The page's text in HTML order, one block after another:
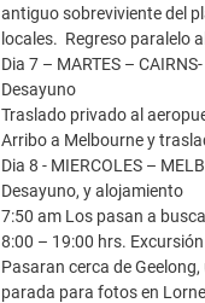
antiguo sobreviviente del
locales. Regreso paralelo
Dia 7 – MARTES –
Desayuno
Traslado privado al
Arribo a Melbourne y
Dia 8 - MIERCOLES –
Desayuno, y alojamiento
7:50 am Los pasan a
8:00 – 19:00 hrs.
Pasaran cerca de
parada para fotos en